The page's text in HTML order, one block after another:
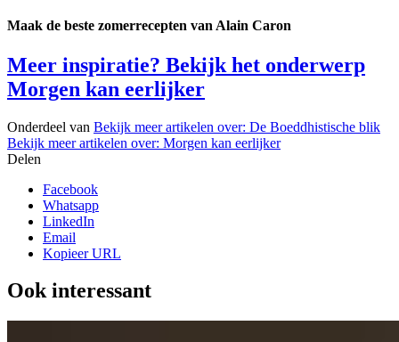
Maak de beste zomerrecepten van Alain Caron
Meer inspiratie? Bekijk het onderwerp
Morgen kan eerlijker
Onderdeel van Bekijk meer artikelen over: De Boeddhistische blik
Bekijk meer artikelen over: Morgen kan eerlijker
Delen
Facebook
Whatsapp
LinkedIn
Email
Kopieer URL
Ook interessant